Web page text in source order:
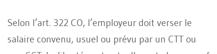
Selon l’art. 322 CO, l’employeur doit verser le
salaire convenu, usuel ou prévu par un CTT ou